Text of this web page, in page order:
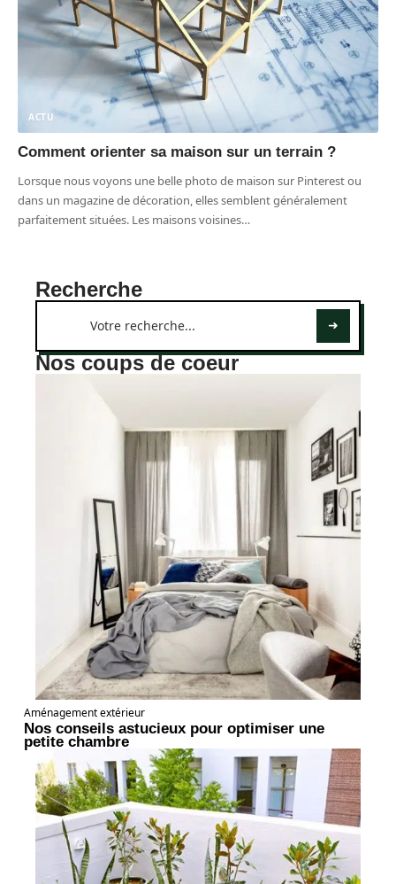
ACTU
Comment orienter sa maison sur un terrain ?
Lorsque nous voyons une belle photo de maison sur Pinterest ou
dans un magazine de décoration, elles semblent généralement
parfaitement situées. Les maisons voisines…
Recherche
Nos coups de coeur
Aménagement extérieur
Nos conseils astucieux pour optimiser une
petite chambre